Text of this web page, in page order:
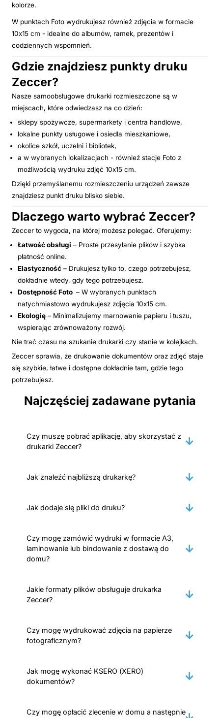
kolorze.
W punktach Foto wydrukujesz również zdjęcia w formacie
10x15 cm - idealne do albumów, ramek, prezentów i
codziennych wspomnień.
Gdzie znajdziesz punkty druku
Zeccer?
Nasze samoobsługowe drukarki rozmieszczone są w
miejscach, które odwiedzasz na co dzień:
sklepy spożywcze, supermarkety i centra handlowe,
lokalne punkty usługowe i osiedla mieszkaniowe,
okolice szkół, uczelni i bibliotek,
a w wybranych lokalizacjach - również stacje Foto z
możliwością wydruku zdjęć 10x15 cm.
Dzięki przemyślanemu rozmieszczeniu urządzeń zawsze
znajdziesz punkt druku blisko siebie.
Dlaczego warto wybrać Zeccer?
Zeccer to wygoda, na której możesz polegać. Oferujemy:
Łatwość obsługi – Proste przesyłanie plików i szybka
płatność online.
Elastyczność – Drukujesz tylko to, czego potrzebujesz,
dokładnie wtedy, gdy tego potrzebujesz.
Dostępność Foto – W wybranych punktach
natychmiastowo wydrukujesz zdjęcia 10x15 cm.
Ekologię – Minimalizujemy marnowanie papieru i tuszu,
wspierając zrównoważony rozwój.
Nie trać czasu na szukanie drukarki czy stanie w kolejkach.
Zeccer sprawia, że drukowanie dokumentów oraz zdjęć staje
się szybkie, łatwe i dostępne dokładnie tam, gdzie tego
potrzebujesz.
Najczęściej zadawane pytania
Czy muszę pobrać aplikację, aby skorzystać z
drukarki Zeccer?
Jak znaleźć najbliższą drukarkę?
Jak dodaje się pliki do druku?
Czy mogę zamówić wydruki w formacie A3,
laminowanie lub bindowanie z dostawą do
domu?
Jakie formaty plików obsługuje drukarka
Zeccer?
Czy mogę wydrukować zdjęcia na papierze
fotograficznym?
Jak mogę wykonać KSERO (XERO)
dokumentów?
Czy mogę opłacić zlecenie w domu a następnie